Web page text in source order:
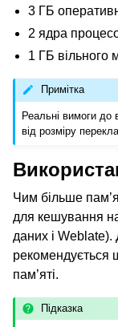
3 ГБ
2 ядра
1 ГБ вільного
Примітка
Реальні вимоги до
від розміру
Чим більше
для кешування
даних і
пам’яті.
Підказка